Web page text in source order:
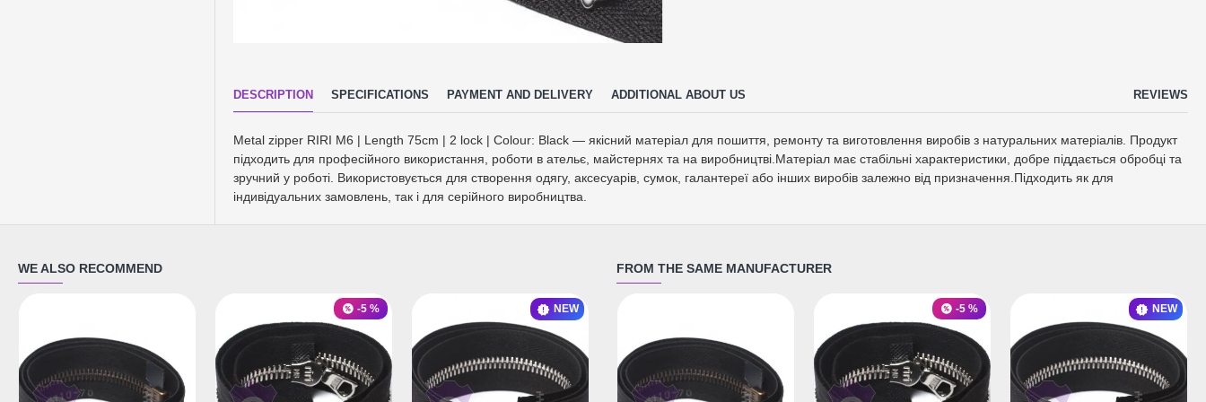
DESCRIPTION SPECIFICATIONS PAYMENT AND DELIVERY ADDITIONAL ABOUT US REVIEWS
Metal zipper RIRI M6 | Length 75cm | 2 lock | Colour: Black — якісний матеріал для пошиття, ремонту та виготовлення виробів з натуральних матеріалів. Продукт
підходить для професійного використання, роботи в ательє, майстернях та на виробництві.Матеріал має стабільні характеристики, добре піддається обробці та
зручний у роботі. Використовується для створення одягу, аксесуарів, сумок, галантереї або інших виробів залежно від призначення.Підходить як для
індивідуальних замовлень, так і для серійного виробництва.
WE ALSO RECOMMEND
-5 % NEW -5 %
FROM THE SAME MANUFACTURER
-5 % NEW